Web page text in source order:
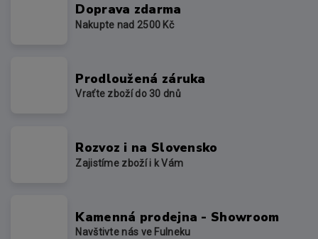
Doprava zdarma
Nakupte nad 2500 Kč
Prodloužená záruka
Vraťte zboží do 30 dnů
Rozvoz i na Slovensko
Zajistíme zboží i k Vám
Kamenná prodejna - Showroom
Navštivte nás ve Fulneku